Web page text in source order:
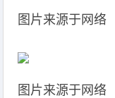
图片来源于网络
图片来源于网络